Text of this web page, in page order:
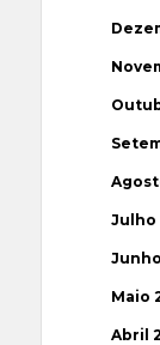
Julho
Maio
Abril